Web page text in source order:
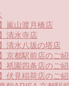
嵐山渡月橋店
清水寺店
清水八坂の塔店
京都駅前店のご
祇園四条店のご
伏見稲荷店のご